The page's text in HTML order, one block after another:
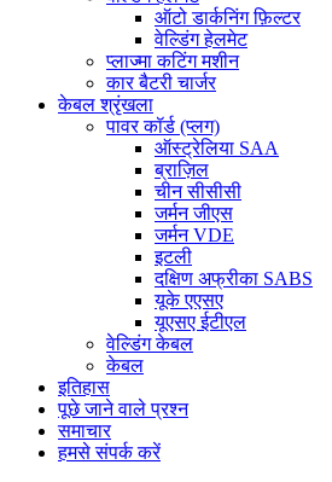
ऑटो डार्कनिंग फ़िल्टर
वेल्डिंग हेलमेट
प्लाज्मा कटिंग मशीन
कार बैटरी चार्जर
केबल श्रृंखला
पावर कॉर्ड (प्लग)
ऑस्ट्रेलिया SAA
ब्राज़िल
चीन सीसीसी
जर्मन जीएस
जर्मन VDE
इटली
दक्षिण अफ्रीका SABS
यूके एएसए
यूएसए ईटीएल
वेल्डिंग केबल
केबल
इतिहास
पूछे जाने वाले प्रश्न
समाचार
हमसे संपर्क करें